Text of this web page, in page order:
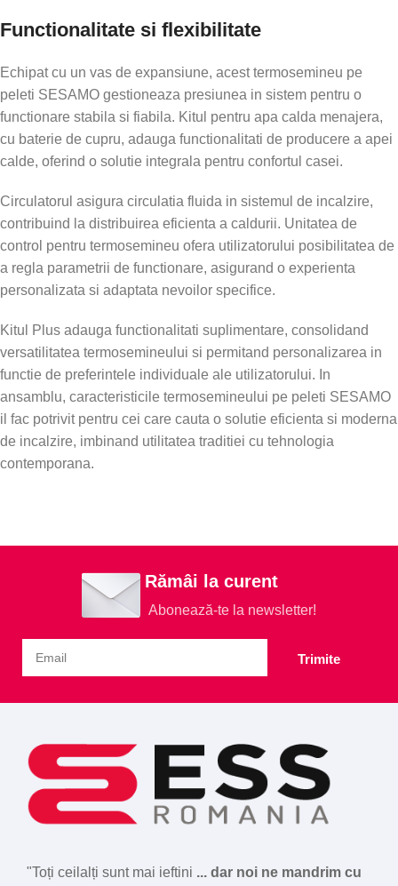
Functionalitate si flexibilitate
Echipat cu un vas de expansiune, acest termosemineu pe
peleti SESAMO gestioneaza presiunea in sistem pentru o
functionare stabila si fiabila. Kitul pentru apa calda menajera,
cu baterie de cupru, adauga functionalitati de producere a apei
calde, oferind o solutie integrala pentru confortul casei.
Circulatorul asigura circulatia fluida in sistemul de incalzire,
contribuind la distribuirea eficienta a caldurii. Unitatea de
control pentru termosemineu ofera utilizatorului posibilitatea de
a regla parametrii de functionare, asigurand o experienta
personalizata si adaptata nevoilor specifice.
Kitul Plus adauga functionalitati suplimentare, consolidand
versatilitatea termosemineului si permitand personalizarea in
functie de preferintele individuale ale utilizatorului. In
ansamblu, caracteristicile termosemineului pe peleti SESAMO
il fac potrivit pentru cei care cauta o solutie eficienta si moderna
de incalzire, imbinand utilitatea traditiei cu tehnologia
contemporana.
Rămâi la curent
Abonează-te la newsletter!
Trimite
"Toți ceilalți sunt mai ieftini ... dar noi ne mandrim cu